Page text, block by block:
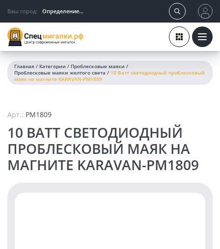
Ваш город: Определение...
Главная / Категории / Проблесковые маяки /
Проблесковые маяки желтого света / 10 Ватт светодиодный проблесковый
маяк на магните KARAVAN-PM1809
Арт.: PM1809
10 ВАТТ СВЕТОДИОДНЫЙ
ПРОБЛЕСКОВЫЙ МАЯК НА
МАГНИТЕ KARAVAN-PM1809